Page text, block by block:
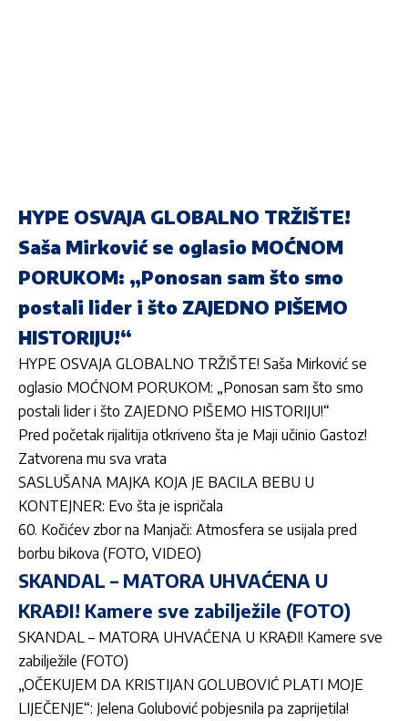
HYPE OSVAJA GLOBALNO TRŽIŠTE!
Saša Mirković se oglasio MOĆNOM
PORUKOM: „Ponosan sam što smo
postali lider i što ZAJEDNO PIŠEMO
HISTORIJU!“
HYPE OSVAJA GLOBALNO TRŽIŠTE! Saša Mirković se
oglasio MOĆNOM PORUKOM: „Ponosan sam što smo
postali lider i što ZAJEDNO PIŠEMO HISTORIJU!“
Pred početak rijalitija otkriveno šta je Maji učinio Gastoz!
Zatvorena mu sva vrata
SASLUŠANA MAJKA KOJA JE BACILA BEBU U
KONTEJNER: Evo šta je ispričala
60. Kočićev zbor na Manjači: Atmosfera se usijala pred
borbu bikova (FOTO, VIDEO)
SKANDAL – MATORA UHVAĆENA U
KRAĐI! Kamere sve zabilježile (FOTO)
SKANDAL – MATORA UHVAĆENA U KRAĐI! Kamere sve
zabilježile (FOTO)
„OČEKUJEM DA KRISTIJAN GOLUBOVIĆ PLATI MOJE
LIJEČENJE“: Jelena Golubović pobjesnila pa zaprijetila!